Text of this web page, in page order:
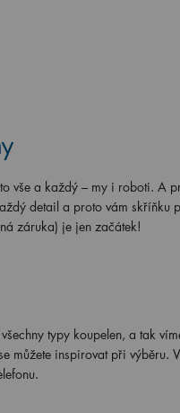
vše a každý – my i roboti. A
detail a proto vám skříňku
záruka) je jen začátek!
typy koupelen, a tak
můžete inspirovat při výběru. V